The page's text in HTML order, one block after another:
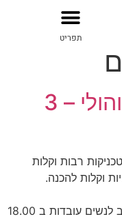
קורס לציור בדיו אלכוהולי – 3
טכניקות רבות וקלות
וקלות להכנה.
קורס בוקר ב 10.00 עד 11.00 קורס ערב לנשים עובדות ב 18.00